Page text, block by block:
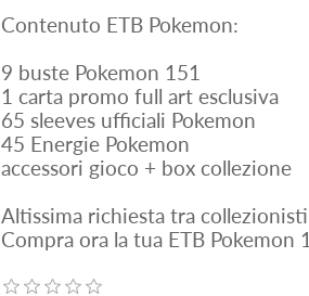
Contenuto ETB Pokemon:
9 buste Pokemon 151
1 carta promo full art esclusiva
65 sleeves ufficiali Pokemon
45 Energie Pokemon
accessori gioco + box collezione
Altissima richiesta tra collezionisti
Compra ora la tua ETB Pokemon